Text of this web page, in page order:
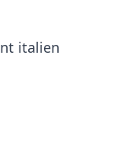
italien